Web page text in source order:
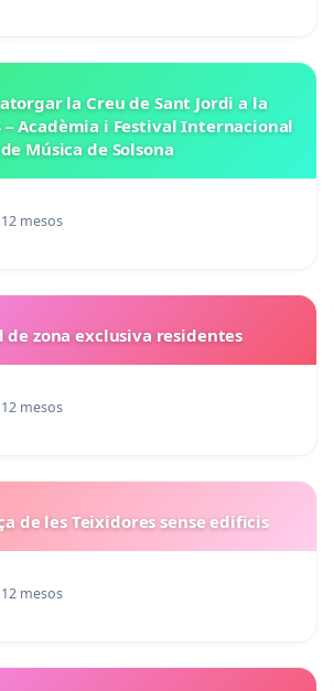
la Creu de Sant Jordi a la
– Acadèmia i Festival Internacional
de Música de Solsona
mesos
de zona exclusiva residentes
mesos
de les Teixidores sense edificis
mesos